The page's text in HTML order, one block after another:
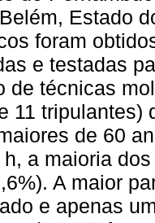
Estado
foram
e testadas
de técnicas
11 tripulantes)
de 60
a maioria
A maior
e apenas